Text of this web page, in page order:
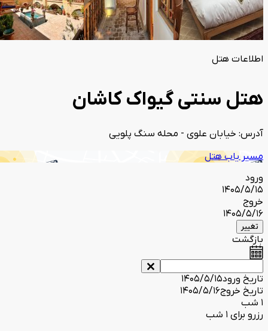
اطلاعات هتل
هتل سنتی گیواک کاشان
آدرس: خیابان علوی - محله سنگ پلویی
مسیر یاب هتل
ورود
1405/5/15
خروج
1405/5/16
تغییر
بازگشت
تاریخ ورود1405/5/15
تاریخ خروج1405/5/16
1 شب
رزرو برای 1 شب